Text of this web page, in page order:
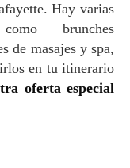
Hay varias
brunches
de masajes y spa,
en tu itinerario
oferta especial